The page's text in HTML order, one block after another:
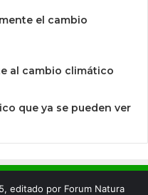
el cambio
al cambio climático
que ya se pueden ver
editado por Forum Natura